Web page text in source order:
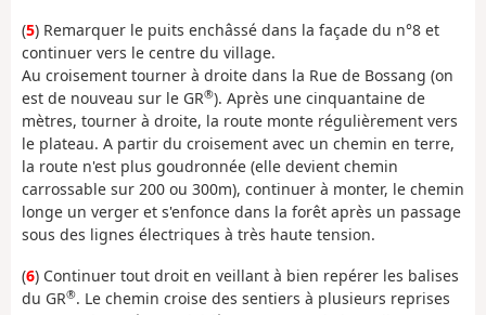
(5) Remarquer le puits enchâssé dans la façade du n°8 et
continuer vers le centre du village.
Au croisement tourner à droite dans la Rue de Bossang (on
est de nouveau sur le GR®). Après une cinquantaine de
mètres, tourner à droite, la route monte régulièrement vers
le plateau. A partir du croisement avec un chemin en terre,
la route n'est plus goudronnée (elle devient chemin
carrossable sur 200 ou 300m), continuer à monter, le chemin
longe un verger et s'enfonce dans la forêt après un passage
sous des lignes électriques à très haute tension.
(6) Continuer tout droit en veillant à bien repérer les balises
du GR®. Le chemin croise des sentiers à plusieurs reprises